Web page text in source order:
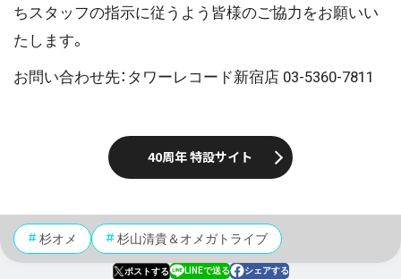
ちスタッフの指示に従うよう皆様のご協力をお願いい
たします。
お問い合わせ先：タワーレコード新宿店 03-5360-7811
40周年 特設サイト
杉オメ 杉山清貴＆オメガトライブ
ポストする LINEで送る シェアする